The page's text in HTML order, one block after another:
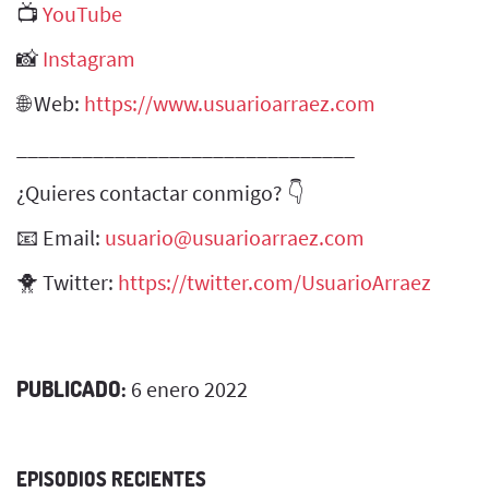
📺 YouTube
📸 Instagram
🌐 Web: https://www.usuarioarraez.com
¿Quieres contactar conmigo? 👇
📧 Email: usuario@usuarioarraez.com
🐥 Twitter: https://twitter.com/UsuarioArraez
PUBLICADO: 6 enero 2022
EPISODIOS RECIENTES